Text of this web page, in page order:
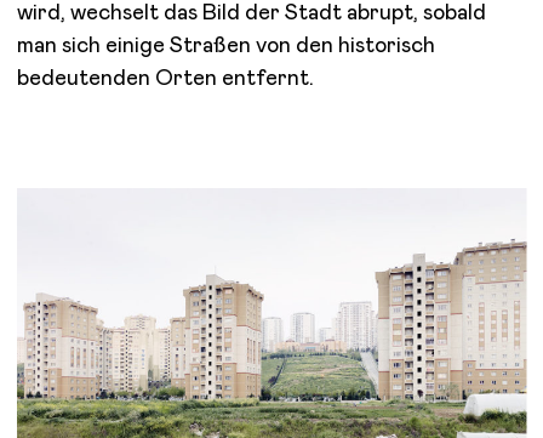
wird, wechselt das Bild der Stadt abrupt, sobald
man sich einige Straßen von den historisch
bedeutenden Orten entfernt.